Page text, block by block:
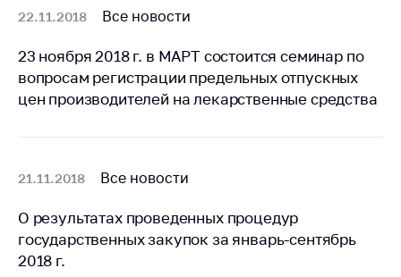
ведения бизнеса
Рекомендации по
предотвращению
общественного
обслуживания
Обучение по
вопросам
22.11.2018 Все новости
23 ноября 2018 г. в МАРТ состоится семинар по
вопросам регистрации предельных отпускных
цен производителей на лекарственные средства
21.11.2018 Все новости
О результатах проведенных процедур
государственных закупок за январь-сентябрь
2018 г.